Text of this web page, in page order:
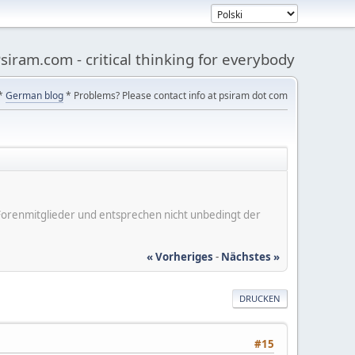
- critical thinking for everybody
German blog* Problems? Please contact info at psiram dot com
und entsprechen nicht unbedingt der
« Vorheriges - Nächstes »
DRUCKEN
#15